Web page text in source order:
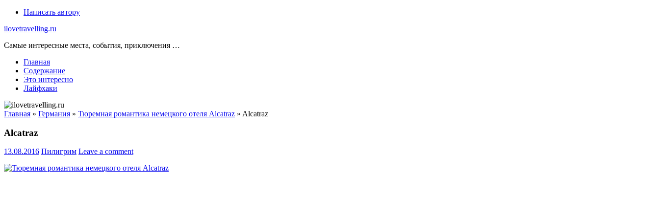
Skip
content
Написать автору
ilovetravelling.ru
Самые интересные места, события, приключения …
Главная
Содержание
Это интересно
Лайфхаки
Главная » Германия » Тюремная романтика немецкого отеля Alcatraz » Alcatraz
Alcatraz
13.08.2016 Пилигрим Leave a comment